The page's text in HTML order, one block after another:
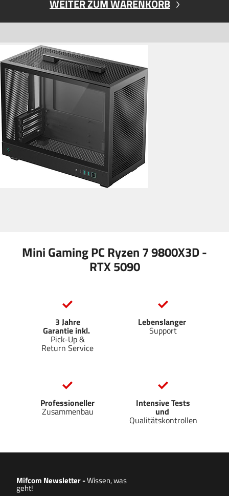
WEITER ZUM WARENKORB
Mini Gaming PC Ryzen 7 9800X3D -
RTX 5090
3 Jahre
Garantie inkl.
Pick-Up &
Return Service
Lebenslanger
Support
Professioneller
Zusammenbau
Intensive Tests
und
Qualitätskontrollen
Mifcom Newsletter-Wissen, was
geht!